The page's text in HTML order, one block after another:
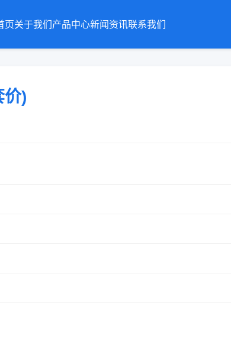
页关于我们 产品中心新闻资讯联系我们
价)